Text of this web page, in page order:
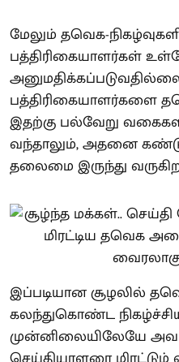
மேலும் தவெக-
பத்திரிகையாளர்கள்
பத்திரிகையாளர்களை
இதற்கு பல்வேறு
வந்தாலும், அதனை
தலைமை இருந்து
இப்படியான சூழலில்
கலந்துகொண்ட
முன்னிலையிலேயே